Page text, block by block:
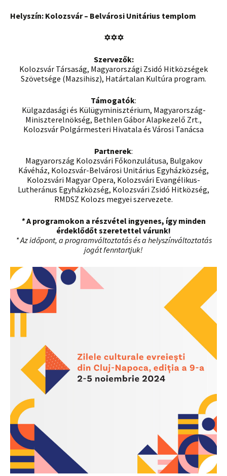
Helyszín: Kolozsvár – Belvárosi Unitárius templom
✡✡✡
Szervezők:
Kolozsvár Társaság, Magyarországi Zsidó Hitközségek
Szövetsége (Mazsihisz), Határtalan Kultúra program.
Támogatók:
Külgazdasági és Külügyminisztérium, Magyarország-
Miniszterelnökség, Bethlen Gábor Alapkezelő Zrt.,
Kolozsvár Polgármesteri Hivatala és Városi Tanácsa
Partnerek:
Magyarország Kolozsvári Főkonzulátusa, Bulgakov
Kávéház, Kolozsvár-Belvárosi Unitárius Egyházközség,
Kolozsvári Magyar Opera, Kolozsvári Evangélikus-
Lutheránus Egyházközség, Kolozsvári Zsidó Hitközség,
RMDSZ Kolozs megyei szervezete.
*A programokon a részvétel ingyenes, így minden
érdeklődőt szeretettel várunk!
* Az időpont, a programváltoztatás és a helyszínváltoztatás
jogát fenntartjuk!